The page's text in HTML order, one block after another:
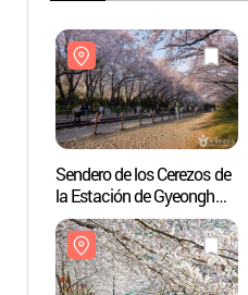
Sendero de los Cerezos de
la Estación de Gyeonghwa
(경화역 벚꽃길)